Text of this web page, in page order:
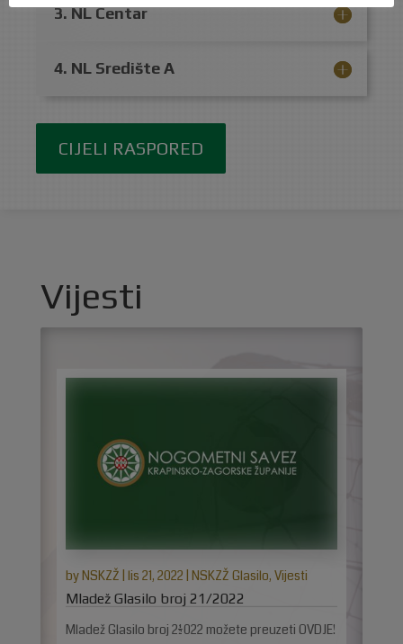
3. NL Centar
4. NL Središte A
CIJELI RASPORED
Vijesti
Mladež Glasilo broj 21/2022
byNSKZŽ | lis 21, 2022 | NSKZŽ Glasilo, Vijesti
Mladež Glasilo broj 21/2022 možete preuzeti OVDJE!